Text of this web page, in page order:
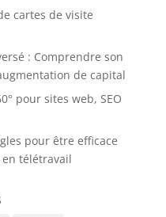
cartes de visite
: Comprendre son
de capital
pour sites web, SEO
pour être efficace
télétravail